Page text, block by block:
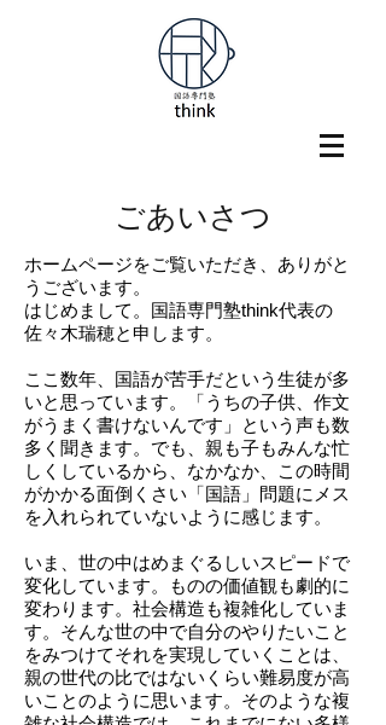
ごあいさつ
ホームページをご覧いただき、ありがと
うございます。
はじめまして。国語専門塾think代表の
佐々木瑞穂と申します。
ここ数年、国語が苦手だという生徒が多
いと思っています。「うちの子供、作文
がうまく書けないんです」という声も数
多く聞きます。でも、親も子もみんな忙
しくしているから、なかなか、この時間
がかかる面倒くさい「国語」問題にメス
を入れられていないように感じます。
いま、世の中はめまぐるしいスピードで
変化しています。ものの価値観も劇的に
変わります。社会構造も複雑化していま
す。そんな世の中で自分のやりたいこと
をみつけてそれを実現していくことは、
親の世代の比ではないくらい難易度が高
いことのように思います。そのような複